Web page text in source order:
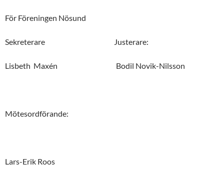
För Föreningen Nösund
Sekreterare Justerare:
Lisbeth Maxén Bodil Novik-Nilsson
Mötesordförande:
Lars-Erik Roos